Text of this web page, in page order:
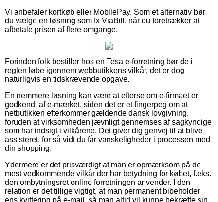
Vi anbefaler kortkøb eller MobilePay. Som et alternativ bør
du vælge en løsning som fx ViaBill, når du foretrækker at
afbetale prisen af flere omgange.
Forinden folk bestiller hos en Tesa e-forretning bør de i
reglen løbe igennem webbutikkens vilkår, det er dog
naturligvis en tidskrævende opgave.
En nemmere løsning kan være at efterse om e-firmaet er
godkendt af e-mærket, siden det er et fingerpeg om at
netbutikken efterkommer gældende dansk lovgivning,
foruden at virksomheden jævnligt gennemses af sagkyndige
som har indsigt i vilkårene. Det giver dig genvej til at blive
assisteret, for så vidt du får vanskeligheder i processen med
din shopping.
Ydermere er det prisværdigt at man er opmærksom på de
mest vedkommende vilkår der har betydning for købet, f.eks.
den ombytningsret online forretningen anvender. I den
relation er det tillige vigtigt, at man permanent bibeholder
ens kvittering på e-mail, så man altid vil kunne bekræfte sin